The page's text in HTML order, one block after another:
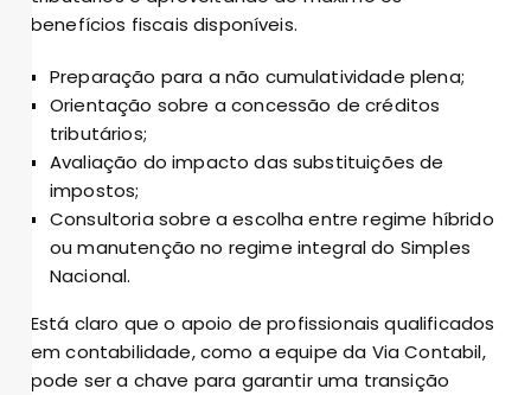
benefícios fiscais disponíveis.
Preparação para a não cumulatividade plena;
Orientação sobre a concessão de créditos
tributários;
Avaliação do impacto das substituições de
impostos;
Consultoria sobre a escolha entre regime híbrido
ou manutenção no regime integral do Simples
Nacional.
Está claro que o apoio de profissionais qualificados
em contabilidade, como a equipe da Via Contabil,
pode ser a chave para garantir uma transição